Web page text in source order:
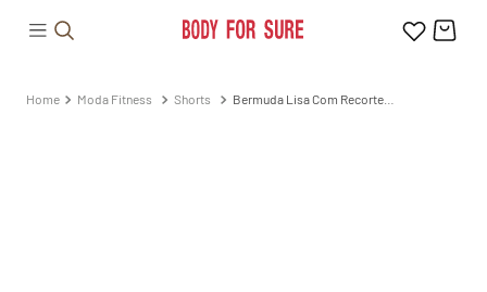
Moda Fitness Shorts
Bermuda Lisa Com Recortes